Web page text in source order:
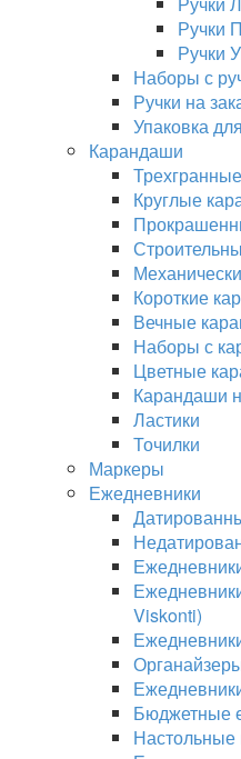
Ручки
Ручки
Наборы с
Ручки на
Упаковка
Карандаши
Круглые
Короткие
Вечные
Наборы с
Цветные
Карандаши
Ластики
Точилки
Маркеры
Ежедневники
Viskonti)
Бюджетные
Настольные